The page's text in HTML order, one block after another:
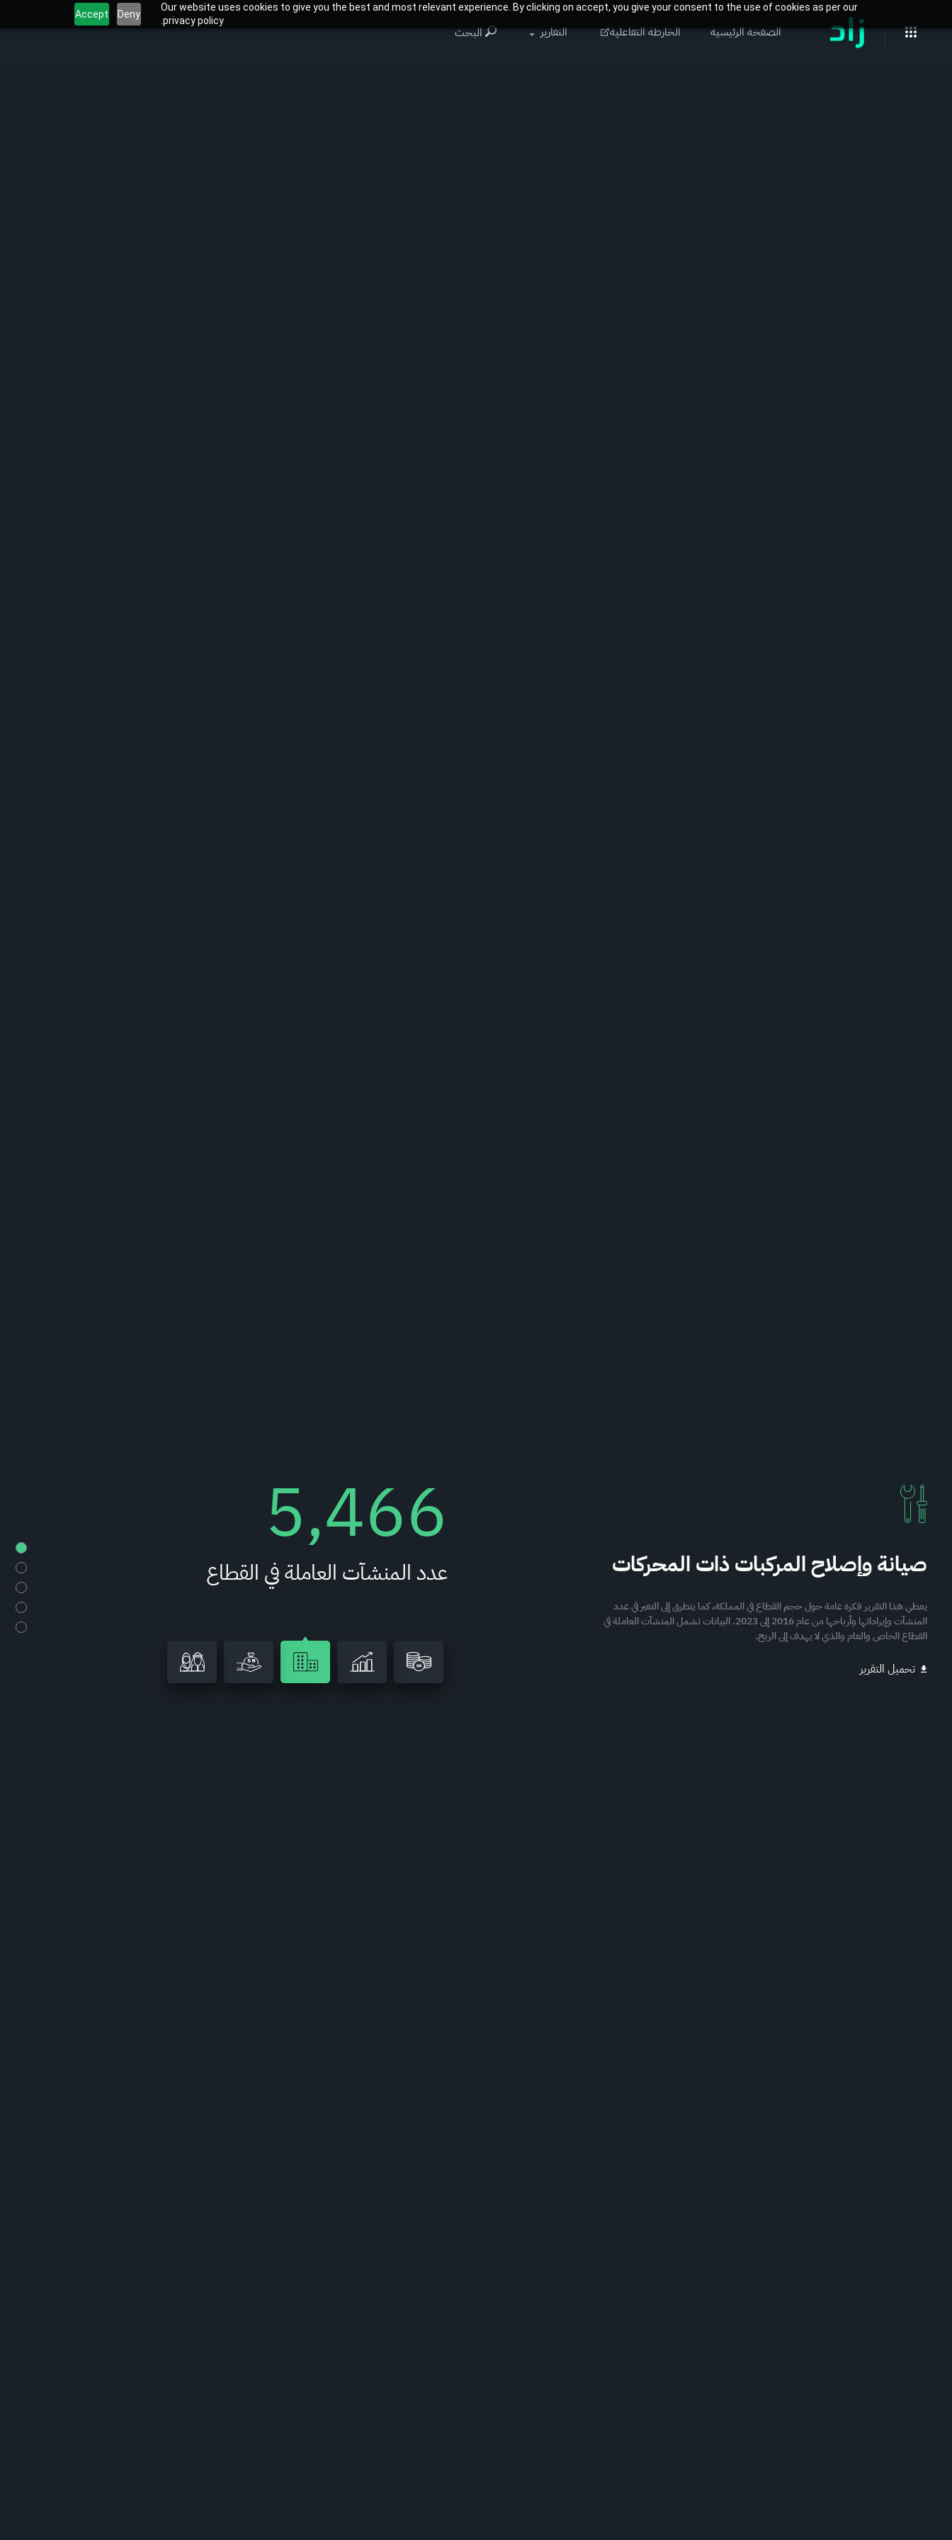
Our website uses cookies to give you the best and most relevant experience. By clicking on accept, you give your consent to the use of cookies as per our
privacy policy.
Deny
Accept
الصفحة الرئيسية الخارطة التفاعلية التقارير البحث
صيانة وإصلاح المركبات ذات المحركات
يعطي هذا التقرير فكرة عامة حول حجم القطاع في المملكة، كما يتطرق إلى التغير في عدد
المنشآت وإيراداتها وأرباحها من عام 2016 إلى 2023. البيانات تشمل المنشآت العاملة في
القطاع الخاص والعام والذي لا يهدف إلى الربح.
تحميل التقرير
المنشآت
5,466
عدد المنشآت العاملة في القطاع